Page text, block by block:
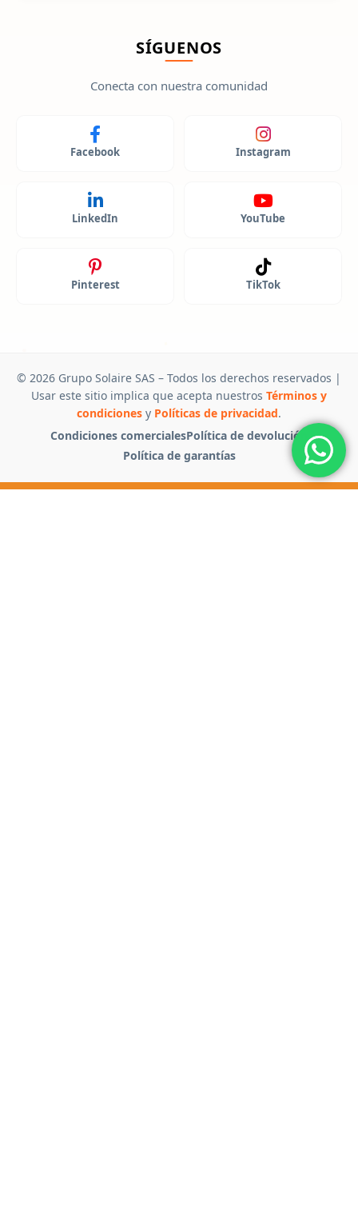
SÍGUENOS
Conecta con nuestra comunidad
Facebook Instagram
LinkedIn YouTube
Pinterest TikTok
© 2026 Grupo Solaire SAS – Todos los derechos reservados |
Usar este sitio implica que acepta nuestros Términos y
condiciones y Políticas de privacidad.
Condiciones comercialesPolítica de devolución
Política de garantías